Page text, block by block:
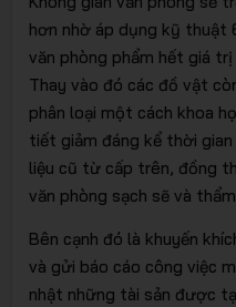
hơn nhờ áp dụng kỹ thuật
văn phòng phẩm hết giá
Thay vào đó các đồ vật
phân loại một cách khoa
tiết giảm đáng kể thời
liệu cũ từ cấp trên, đồng
văn phòng sạch sẽ và
Bên cạnh đó là khuyến
và gửi báo cáo công việc
nhật những tài sản được